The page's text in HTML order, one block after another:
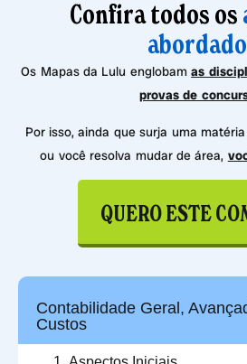
Confira todos os
Os Mapas da Lulu englobamas
provas de
Por isso, ainda que surja uma
ou você resolva mudar de área,
QUERO ESTE
Contabilidade Geral,
Custos